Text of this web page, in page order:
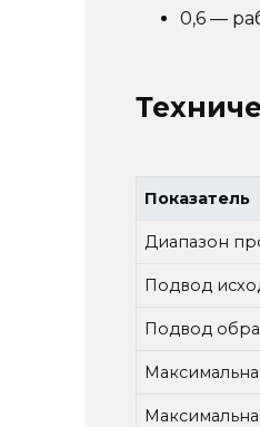
0,6 —
Показатель
Диапазон
Подвод
Подвод